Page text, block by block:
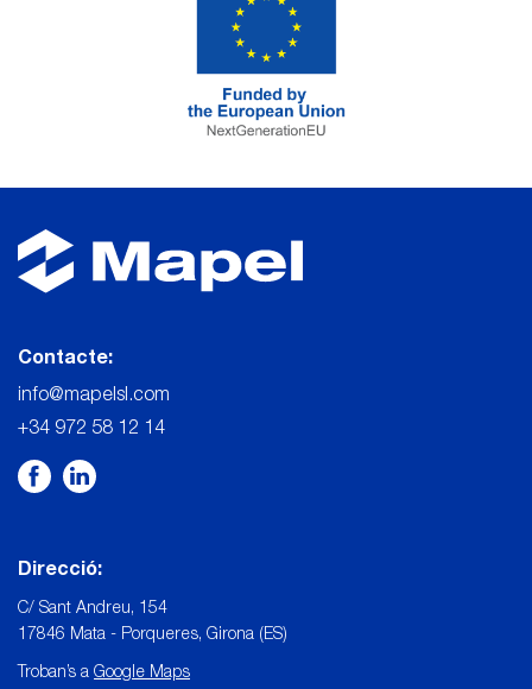
Contacte:
info@mapelsl.com
+34 972 58 12 14
Direcció:
C/ Sant Andreu, 154
17846 Mata - Porqueres, Girona (ES)
Troban’s a Google Maps